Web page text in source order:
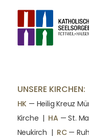
UNSERE KIRCHEN:
HK — Heilig Kreuz
Kirche | HA — St.
Neukirch | RC—